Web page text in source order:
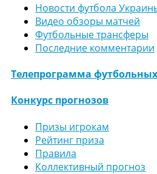
Новости футбола
Видео обзоры матчей
Футбольные трансферы
Последние комментарии
Телепрограмма
Конкурс прогнозов
Призы игрокам
Рейтинг приза
Правила
Коллективный прогноз